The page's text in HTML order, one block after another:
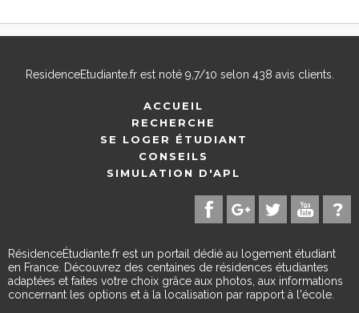
ResidenceEtudiante.frest noté 9,7/10 selon 438 avis clients.
ACCUEIL
RECHERCHE
SE LOGER ÉTUDIANT
CONSEILS
SIMULATION D'APL
RésidenceÉtudiante.fr est un portail dédié au logement étudiant
en France. Découvrez des centaines de résidences étudiantes
adaptées et faites votre choix grâce aux photos, aux informations
concernant les options et à la localisation par rapport à l'école.